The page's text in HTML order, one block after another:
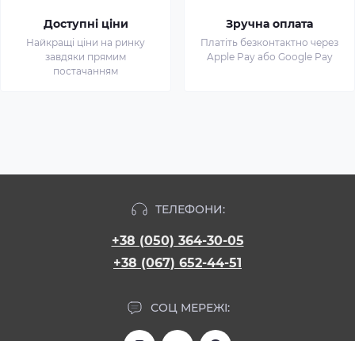
Доступні ціни
Найкращі ціни на ринку
завдяки прямим
постачанням
Зручна оплата
Платіть безконтактно через
Apple Pay або Google Pay
ТЕЛЕФОНИ:
+38 (050) 364-30-05
+38 (067) 652-44-51
СОЦ МЕРЕЖІ: